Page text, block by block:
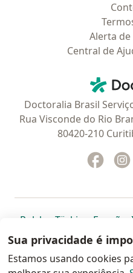
Alerta
Central de
Doctoralia Brasil
Rua Visconde do Rio
80420-210
abre
Polska abre num novo
Türkiye abre
España
Portugal abre num
, México abre
,
Sua privacidade é
Estamos usando cookies